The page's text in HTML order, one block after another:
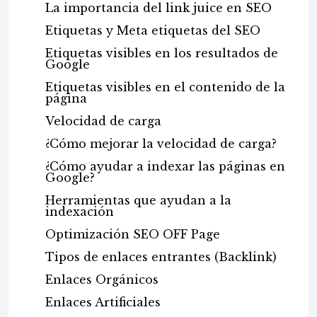
La importancia del link juice en SEO
Etiquetas y Meta etiquetas del SEO
Etiquetas visibles en los resultados de
Google
Etiquetas visibles en el contenido de la
página
Velocidad de carga
¿Cómo mejorar la velocidad de carga?
¿Cómo ayudar a indexar las páginas en
Google?
Herramientas que ayudan a la
indexación
Optimización SEO OFF Page
Tipos de enlaces entrantes (Backlink)
Enlaces Orgánicos
Enlaces Artificiales